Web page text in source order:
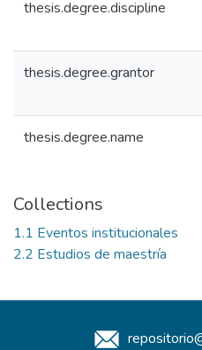
thesis.degree.discipline
thesis.degree.grantor
thesis.degree.name
Collections
1.1 Eventos institucionales
2.2 Estudios de maestría